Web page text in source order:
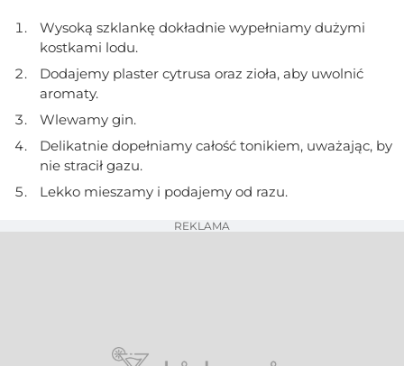
Wysoką szklankę dokładnie wypełniamy dużymi
kostkami lodu.
Dodajemy plaster cytrusa oraz zioła, aby uwolnić
aromaty.
Wlewamy gin.
Delikatnie dopełniamy całość tonikiem, uważając, by
nie stracił gazu.
Lekko mieszamy i podajemy od razu.
REKLAMA